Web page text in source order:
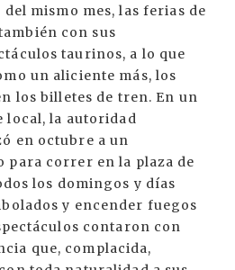
del mismo mes, las ferias de
con sus
taurinos, a lo que
un aliciente más, los
los billetes de tren. En un
local, la autoridad
en octubre a un
para correr en la plaza de
los domingos y días
y encender fuegos
contaron con
que, complacida,